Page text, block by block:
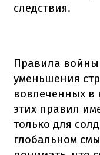
следствия.
Правила
уменьшения
вовлеченных
этих правил
только для
глобальном